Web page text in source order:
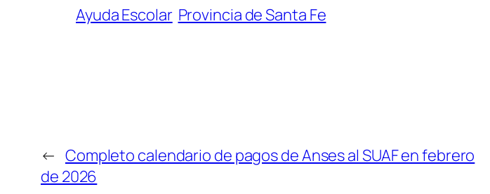
Ayuda Escolar Provincia de Santa Fe
← Completo calendario de pagos de Anses al SUAF en febrero
de 2026